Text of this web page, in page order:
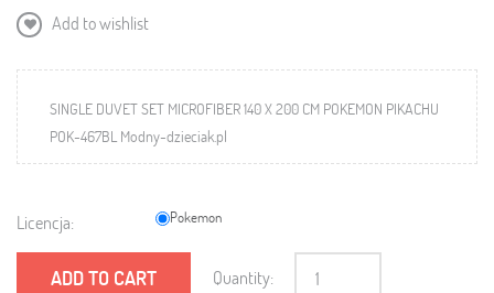
Add to wishlist
SINGLE DUVET SET MICROFIBER 140 X 200 CM POKEMON PIKACHU
POK-467BL Modny-dzieciak.pl
Licencja: Pokemon
ADD TO CART Quantity: